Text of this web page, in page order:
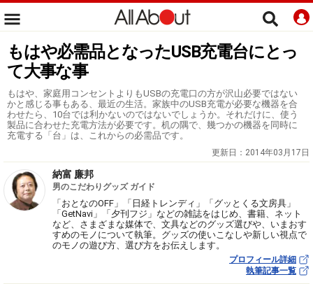
もはや必需品となったUSB充電台にとっ
て大事な事
もはや、家庭用コンセントよりもUSBの充電口の方が沢山必要ではない
かと感じる事もある、最近の生活。家族中のUSB充電が必要な機器を合
わせたら、10台では利かないのではないでしょうか。それだけに、使う
製品に合わせた充電方法が必要です。机の隅で、幾つかの機器を同時に
充電する「台」は、これからの必需品です。
更新日： 2014年03月17日
納富 廉邦
男のこだわりグッズ ガイド
「おとなのOFF」「日経トレンディ」「グッとくる文房具」
「GetNavi」「夕刊フジ」などの雑誌をはじめ、書籍、ネット
など、さまざまな媒体で、文具などのグッズ選びや、いまおす
すめのモノについて執筆。グッズの使いこなしや新しい視点で
のモノの遊び方、選び方をお伝えします。
プロフィール詳細
執筆記事一覧